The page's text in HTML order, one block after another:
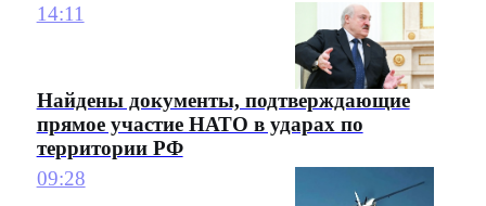
14:11
Найдены документы, подтверждающие
прямое участие НАТО в ударах по
территории РФ
09:28